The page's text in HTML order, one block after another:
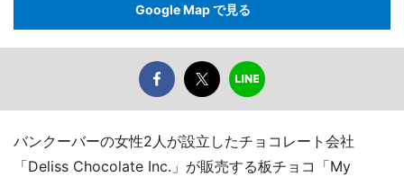
Google Map で見る
バンクーバーの女性2人が設立したチョコレート会社
「Deliss Chocolate Inc.」が販売する板チョコ「My